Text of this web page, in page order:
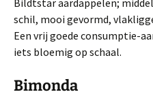
Bildtstar aardappelen;
schil, mooi gevormd,
Een vrij goede consumptie-
iets bloemig op schaal.
Bimonda